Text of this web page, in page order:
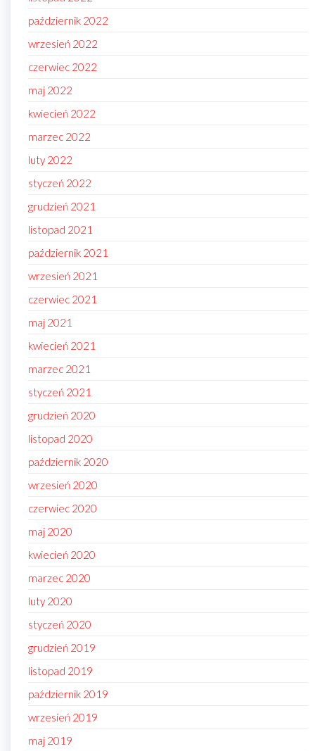
październik 2022
wrzesień 2022
czerwiec 2022
maj 2022
kwiecień 2022
marzec 2022
luty 2022
styczeń 2022
grudzień 2021
listopad 2021
październik 2021
wrzesień 2021
czerwiec 2021
maj 2021
kwiecień 2021
marzec 2021
styczeń 2021
grudzień 2020
listopad 2020
październik 2020
wrzesień 2020
czerwiec 2020
maj 2020
kwiecień 2020
marzec 2020
luty 2020
styczeń 2020
grudzień 2019
listopad 2019
październik 2019
wrzesień 2019
maj 2019